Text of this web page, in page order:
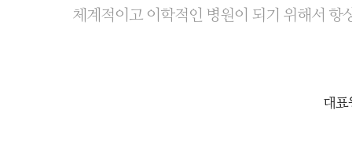
체계적이고 이학적인 병원이 되기 위해서 항